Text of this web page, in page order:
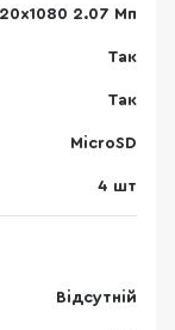
2.07 Мп
Так
Так
MicroSD
4 шт
Відсутній